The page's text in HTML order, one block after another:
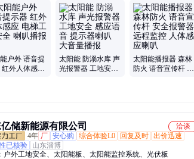
户外 语音提
红外人体感应
太阳能 防溺水库 声
光报警器 工地安全
太阳能播报器 森林
防火 语音宣传杆 安
储新能源有限公司
洽谈
4年 厂 安心购 综合体验L0 回复及时 出价迅速
已核验
山东淄博
户外工地安全、太阳能板、太阳能监控系统、光伏板